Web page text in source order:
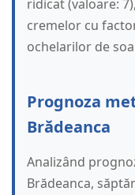
ridicat (valoare:
cremelor cu
ochelarilor de
Prognoza
Brădeanca
Analizând
Brădeanca,